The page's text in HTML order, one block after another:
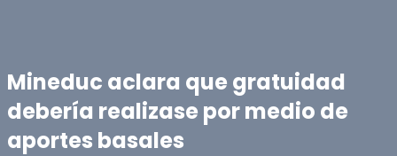
Mineduc aclara que gratuidad
debería realizase por medio de
aportes basales